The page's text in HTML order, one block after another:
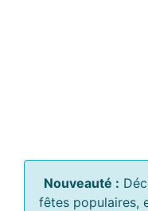
Nouveauté :
fêtes populaires,